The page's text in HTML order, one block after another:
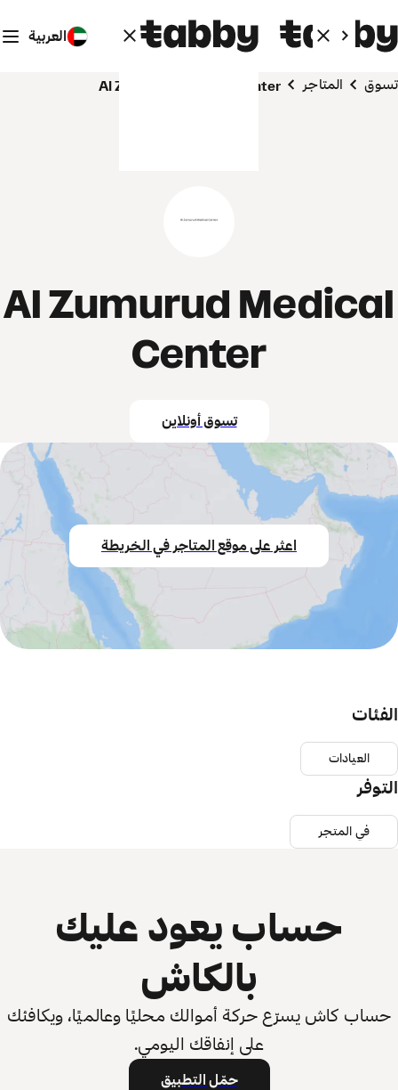
العربية
تسوق المتاجر Al Zumurud Medical Center
Al Zumurud Medical
Center
تسوق أونلاين
اعثر على موقع المتاجر في الخريطة
الفئات
العيادات
التوفر
في المتجر
حساب يعود عليك
بالكاش
حساب كاش يسرّع حركة أموالك محليًا وعالميًا، ويكافئك
على إنفاقك اليومي.
حمّل التطبيق